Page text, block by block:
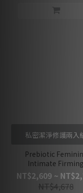
私密潔淨修護兩入
Prebiotic
Intimate Firming
Cleansing Oil
NT$2,609 ~
NT$4,678